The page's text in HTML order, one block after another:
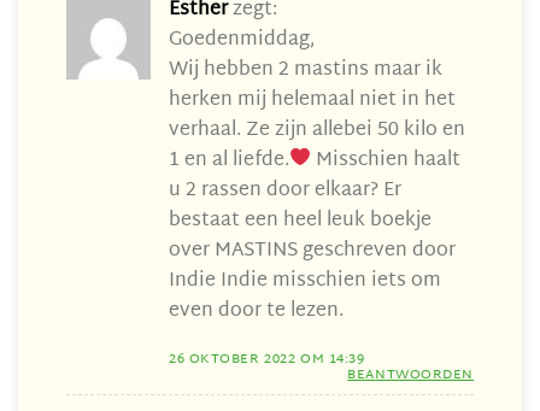
Estherzegt:
Goedenmiddag,
Wij hebben 2 mastins maar ik
herken mij helemaal niet in het
verhaal. Ze zijn allebei 50 kilo en
1 en al liefde.
Misschien haalt
u 2 rassen door elkaar? Er
bestaat een heel leuk boekje
over MASTINS geschreven door
Indie Indie misschien iets om
even door te lezen.
26 OKTOBER 2022 OM 14:39
BEANTWOORDEN